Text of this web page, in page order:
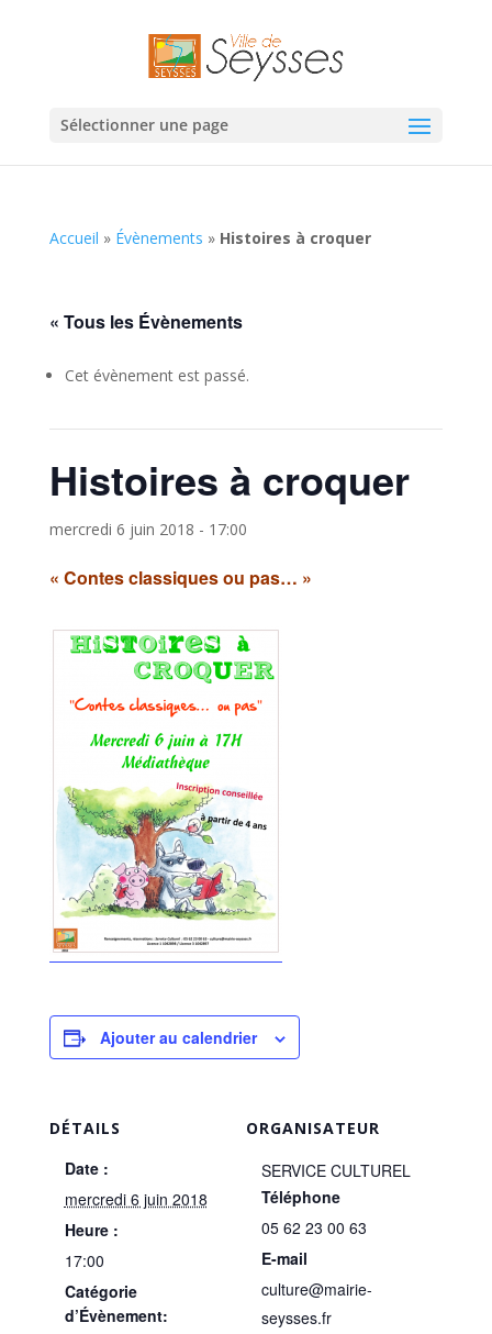
Sélectionner une page
Accueil » Évènements » Histoires à croquer
« Tous les Évènements
Cet évènement est passé.
Histoires à croquer
mercredi 6 juin 2018 - 17:00
« Contes classiques ou pas… »
Ajouter au calendrier
DÉTAILS
Date :
mercredi 6 juin 2018
Heure :
17:00
Catégorie
d’Évènement:
ORGANISATEUR
SERVICE CULTUREL
Téléphone
05 62 23 00 63
E-mail
culture@mairie-
seysses.fr